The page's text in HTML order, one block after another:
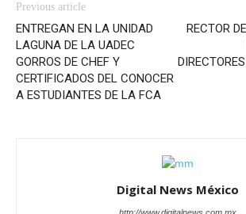
Previous article
ENTREGAN EN LA UNIDAD
LAGUNA DE LA UADEC
GORROS DE CHEF Y
CERTIFICADOS DEL CONOCER
A ESTUDIANTES DE LA FCA
RECTOR
Digital News México